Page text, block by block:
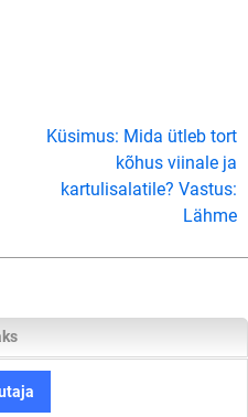
Küsimus: Mida ütleb tort
kõhus viinale ja
kartulisalatile? Vastus:
Lähme